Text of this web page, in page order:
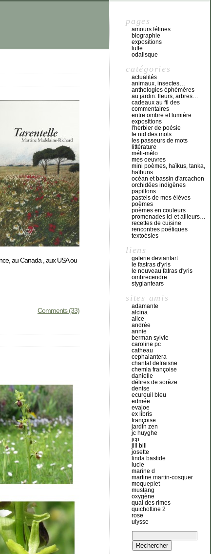
au Canada , aux USA ou
Comments (33)
pages
amours félines
biographie
expositions
lutte
odalisque
catégories
actualités
animaux, insectes…
anthologies éphémères
au jardin: fleurs, arbres…
cadeaux au fil des
commentaires
entre ombre et lumière
expositions
l'herbier de poésie
le nid des mots
les passeurs de mots
littérature
méli-mélo
mes oeuvres
mini poèmes, haïkus, tanka,
haïbuns…
océan et bassin d'arcachon
orchidées indigènes
papillons
pastels de mes élèves
poèmes
poèmes en couleurs
promenades ici et ailleurs…
recettes de cuisine
rencontres poétiques
textoésies
liens
galerie deviantart
le fastras d'yris
le nouveau fatras d'yris
ombrecendre
stygiantears
sites amis
adamante
alcina
alice
andrée
annie
berman sylvie
caroline pc
catheau
cephalantera
chantal defraisne
chemla françoise
danielle
délires de sorèze
denise
ecureuil bleu
edmée
evajoe
ex libris
françoise
jardin zen
jc huyghe
jcp
jill bill
josette
linda bastide
lucie
marine d
martine martin-cosquer
moqueplet
mustang
oxygène
quai des rimes
quichottine 2
rose
ulysse